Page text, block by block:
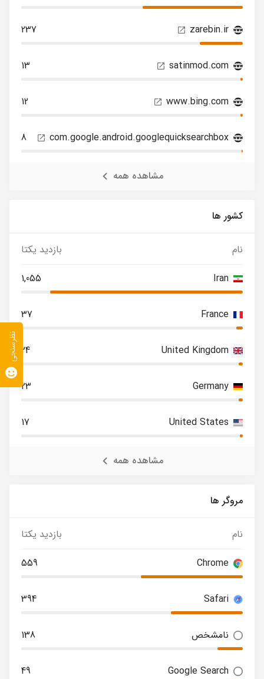
zarebin.ir
237
satinmod.com
13
www.bing.com
12
com.google.android.googlequicksearchbox
8
مشاهده همه
کشور ها
نام
بازدید یکتا
Iran
1,055
France
37
United Kingdom
24
Germany
23
United States
17
مشاهده همه
مروگر ها
نام
بازدید یکتا
Chrome
559
Safari
394
نامشخص 138
Google Search
49
نظرسنجی